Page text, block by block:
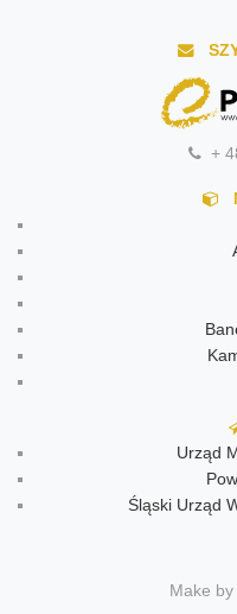
+
Urząd
Śląski Urząd
Make by